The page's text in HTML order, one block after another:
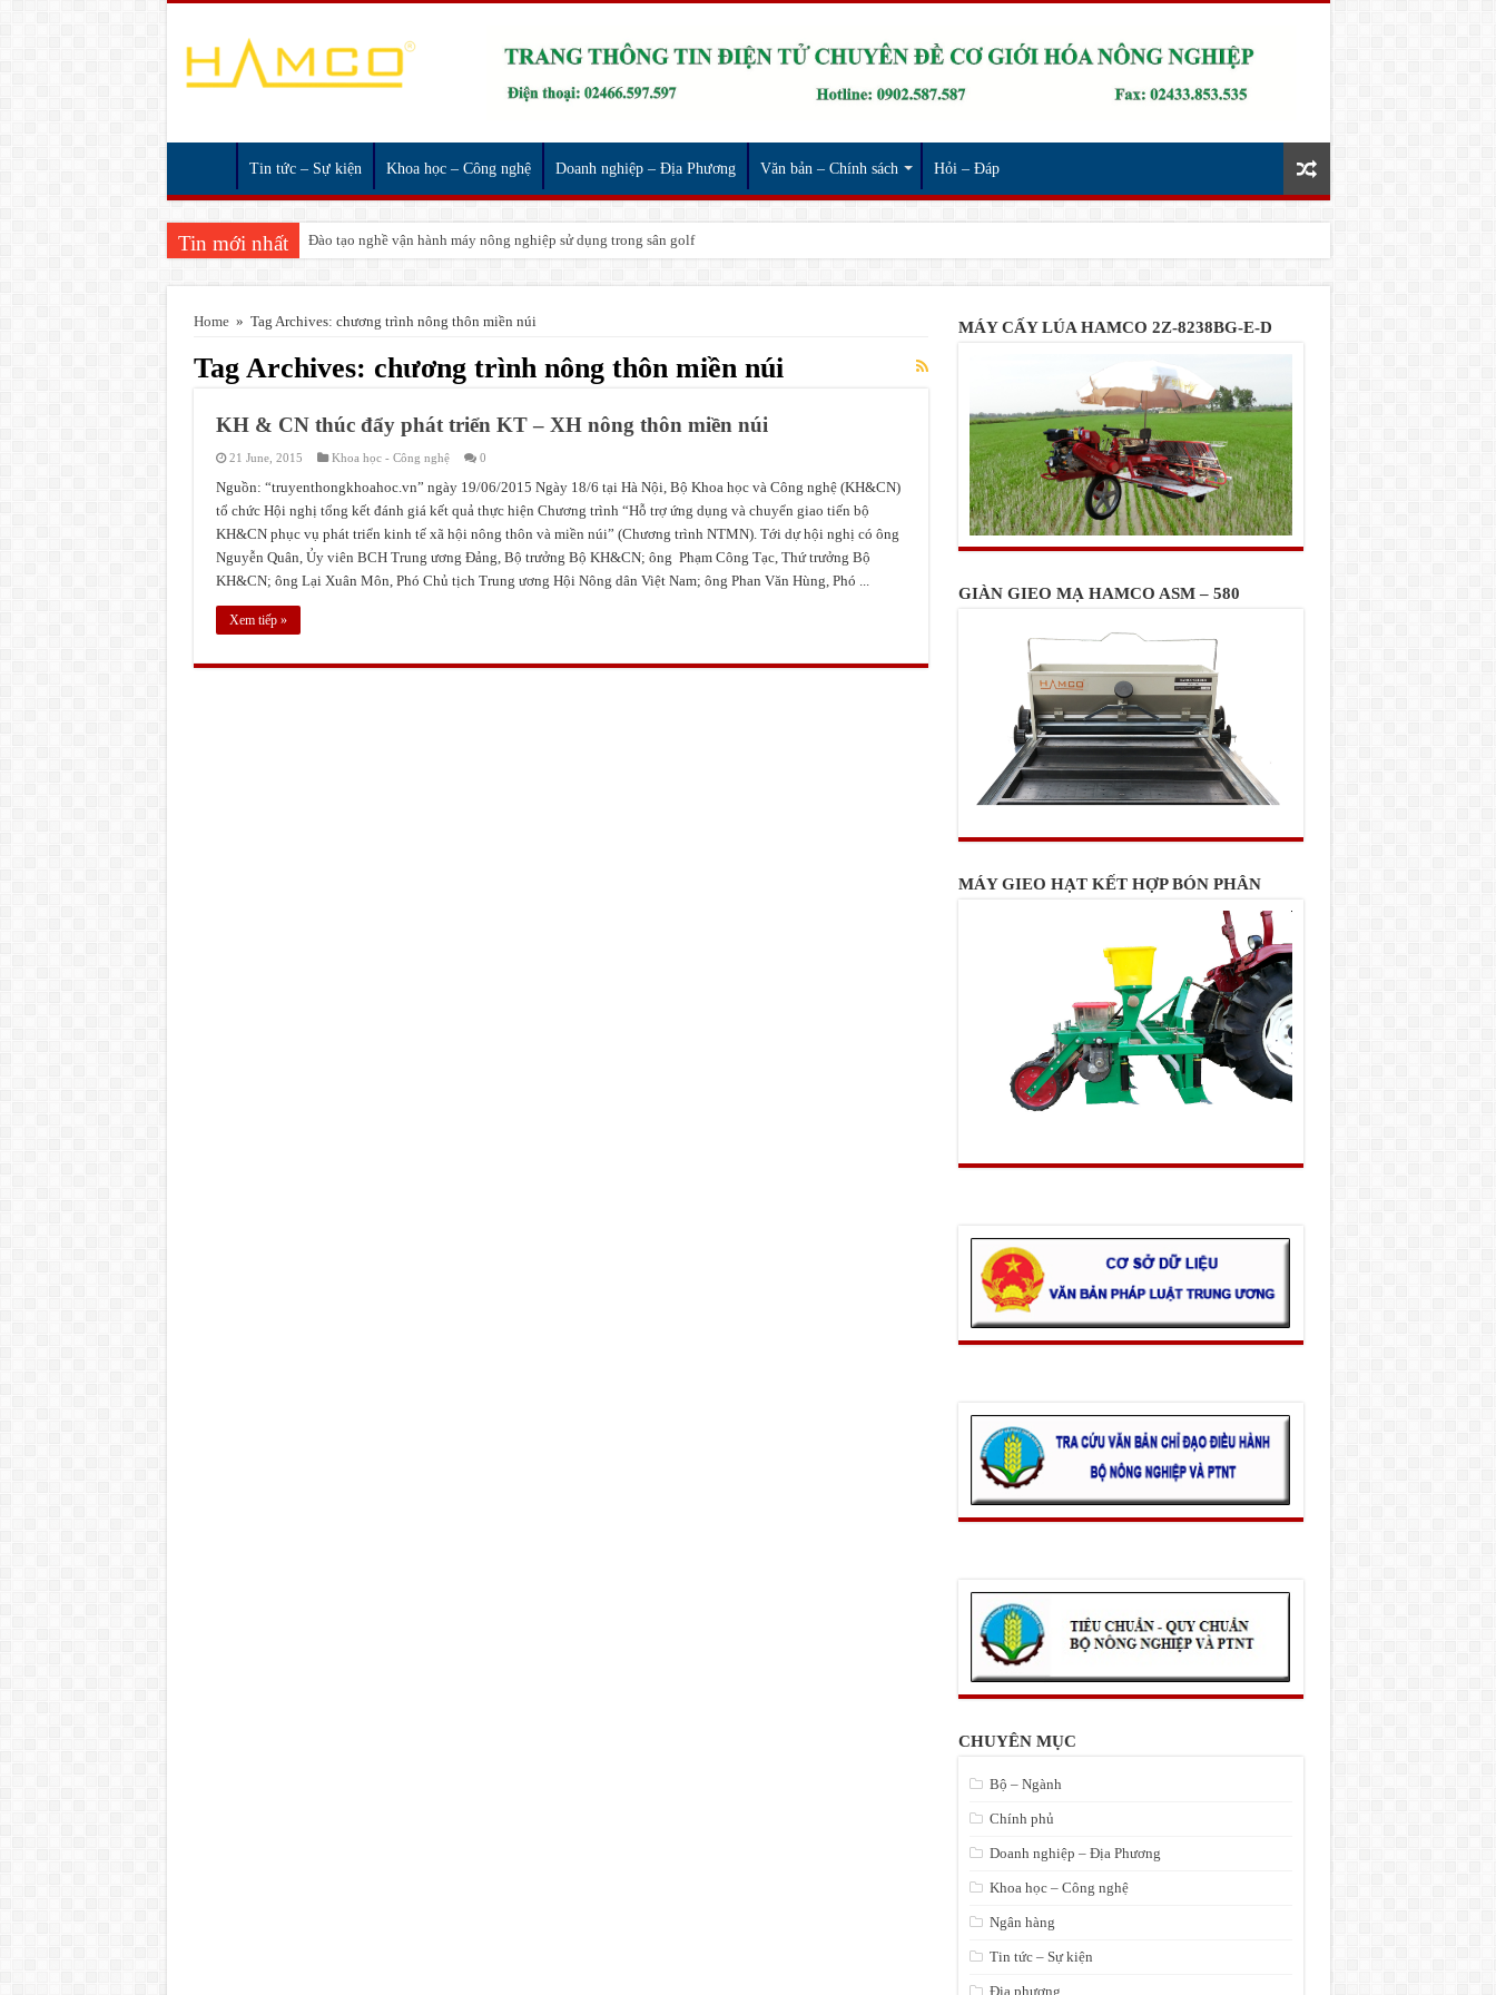
Tin tức – Sự kiện Khoa học – Công nghệ Doanh nghiệp – Địa Phương Văn bản – Chính sách Hỏi – Đáp
Tin mới nhất Đào tạo nghề vận hành máy nông nghiệp sử dụng trong sân golf
Home » Tag Archives: chương trình nông thôn miền núi
Tag Archives: chương trình nông thôn miền núi
KH & CN thúc đẩy phát triển KT – XH nông thôn miền núi
21 June, 2015 Khoa học - Công nghệ 0
Nguồn: “truyenthongkhoahoc.vn” ngày 19/06/2015 Ngày 18/6 tại Hà Nội, Bộ Khoa học và Công nghệ (KH&CN)
tổ chức Hội nghị tổng kết đánh giá kết quả thực hiện Chương trình “Hỗ trợ ứng dụng và chuyển giao tiến bộ
KH&CN phục vụ phát triển kinh tế xã hội nông thôn và miền núi” (Chương trình NTMN). Tới dự hội nghị có ông
Nguyễn Quân, Ủy viên BCH Trung ương Đảng, Bộ trưởng Bộ KH&CN; ông Phạm Công Tạc, Thứ trưởng Bộ
KH&CN; ông Lại Xuân Môn, Phó Chủ tịch Trung ương Hội Nông dân Việt Nam; ông Phan Văn Hùng, Phó ...
Xem tiếp »
MÁY CẤY LÚA HAMCO 2Z-8238BG-E-D
GIÀN GIEO MẠ HAMCO ASM – 580
MÁY GIEO HẠT KẾT HỢP BÓN PHÂN
CHUYÊN MỤC
Bộ – Ngành
Chính phủ
Doanh nghiệp – Địa Phương
Khoa học – Công nghệ
Ngân hàng
Tin tức – Sự kiện
Địa phương